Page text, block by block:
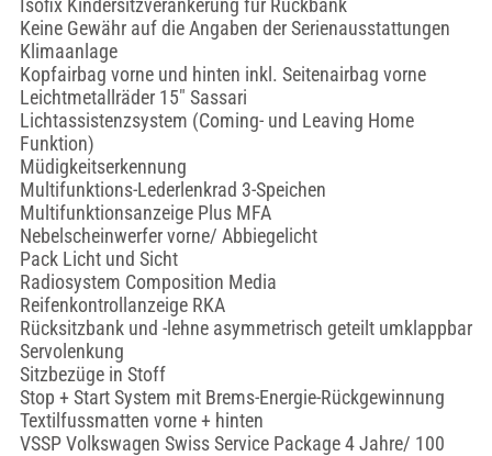
Isofix Kindersitzverankerung für Rückbank
Keine Gewähr auf die Angaben der Serienausstattungen
Klimaanlage
Kopfairbag vorne und hinten inkl. Seitenairbag vorne
Leichtmetallräder 15" Sassari
Lichtassistenzsystem (Coming- und Leaving Home
Funktion)
Müdigkeitserkennung
Multifunktions-Lederlenkrad 3-Speichen
Multifunktionsanzeige Plus MFA
Nebelscheinwerfer vorne/ Abbiegelicht
Pack Licht und Sicht
Radiosystem Composition Media
Reifenkontrollanzeige RKA
Rücksitzbank und -lehne asymmetrisch geteilt umklappbar
Servolenkung
Sitzbezüge in Stoff
Stop + Start System mit Brems-Energie-Rückgewinnung
Textilfussmatten vorne + hinten
VSSP Volkswagen Swiss Service Package 4 Jahre/ 100